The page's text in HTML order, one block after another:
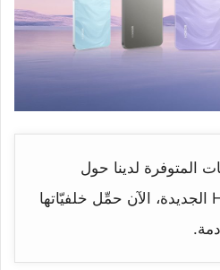
المتوفرة لدينا حول
سلسلة Honor 300 Pro الجديدة، الآن حمِّل خلفيّاتها